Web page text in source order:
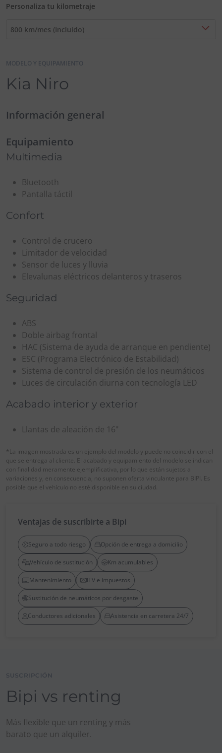
Personaliza tu kilometraje
800 km/mes (Incluido)
MODELO Y EQUIPAMIENTO
Kia Niro
Información general
Equipamiento
Multimedia
Bluetooth
Pantalla táctil
Confort
Control de crucero
Limitador de velocidad
Sensor de luces y lluvia
Elevalunas eléctricos delanteros y traseros
Seguridad
ABS
Doble airbag frontal
HAC (Sistema de ayuda de arranque en pendiente)
ESC (Programa Electrónico de Estabilidad)
Sistema de control de presión de los neumáticos
Luces de circulación diurna con tecnología LED
Acabado interior y exterior
Llantas de aleación de 16"
*La imagen mostrada es un ejemplo del modelo y puede no coincidir con el
que se entrega al cliente. El acabado y equipamiento del modelo se indican
con finalidad meramente ejemplificativa, por lo que están sujetos a
variaciones y, en consecuencia, no suponen oferta vinculante para BIPI. Es
posible que el vehículo no esté disponible en su ciudad.
Ventajas de suscribirte a Bipi
Seguro a todo riesgo Opción de entrega a domicilio
Vehículo de sustitución Km acumulables
Mantenimiento ITV e impuestos
Sustitución de neumáticos por desgaste
Conductores adicionales Asistencia en carretera 24/7
SUSCRIPCIÓN
Bipi vs renting
Más flexible que un renting y más
barato que un alquiler.